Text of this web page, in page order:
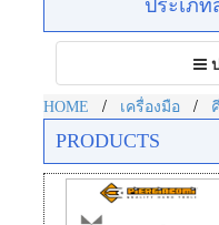
ประเภ
HOME / เครื่องมือ /
PRODUCTS